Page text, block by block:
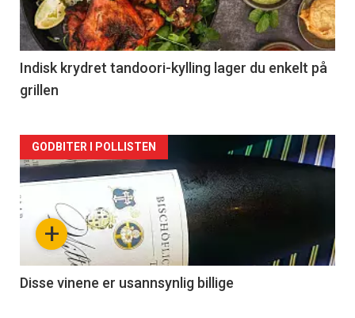
-
2
Indisk krydret tandoori-kylling lager du enkelt på
grillen
Forsiden
akkurat
nå
3
+
GODBITER I POLLISTEN
Disse vinene er usannsynlig billige